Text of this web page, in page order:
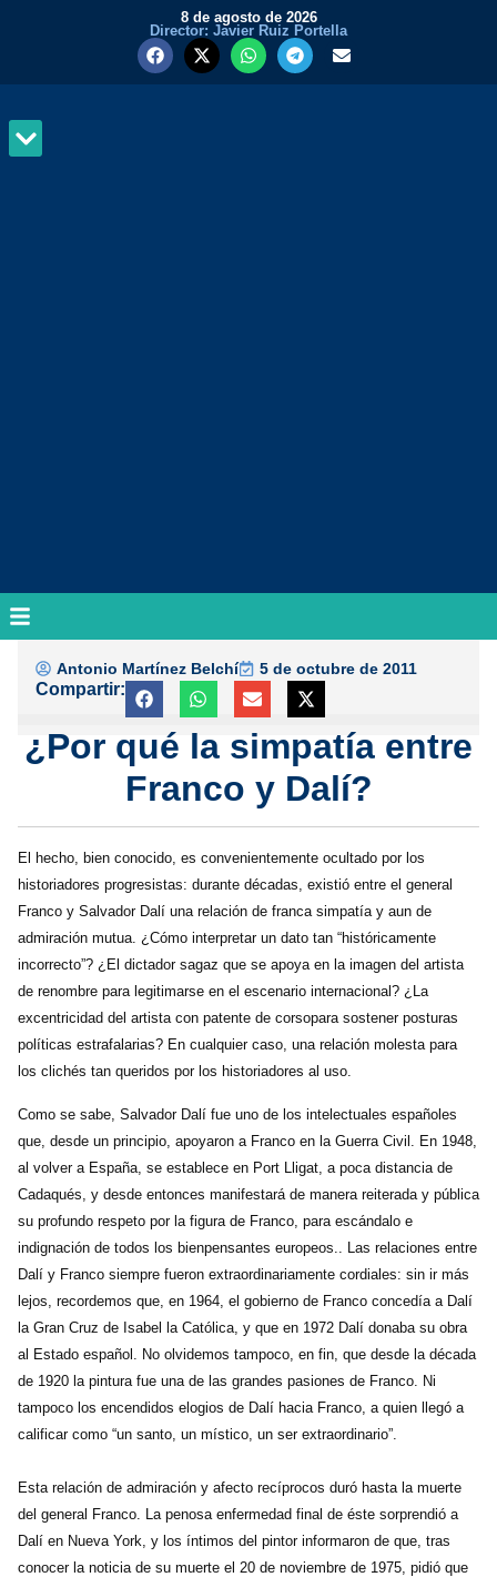
8 de agosto de 2026
Director: Javier Ruiz Portella
Antonio Martínez Belchí 5 de octubre de 2011
Compartir:
¿Por qué la simpatía entre
Franco y Dalí?
El hecho, bien conocido, es convenientemente ocultado por los
historiadores progresistas: durante décadas, existió entre el general
Franco y Salvador Dalí una relación de franca simpatía y aun de
admiración mutua. ¿Cómo interpretar un dato tan “históricamente
incorrecto”? ¿El dictador sagaz que se apoya en la imagen del artista
de renombre para legitimarse en el escenario internacional? ¿La
excentricidad del artista con patente de corsopara sostener posturas
políticas estrafalarias? En cualquier caso, una relación molesta para
los clichés tan queridos por los historiadores al uso.
Como se sabe, Salvador Dalí fue uno de los intelectuales españoles
que, desde un principio, apoyaron a Franco en la Guerra Civil. En 1948,
al volver a España, se establece en Port Lligat, a poca distancia de
Cadaqués, y desde entonces manifestará de manera reiterada y pública
su profundo respeto por la figura de Franco, para escándalo e
indignación de todos los bienpensantes europeos.. Las relaciones entre
Dalí y Franco siempre fueron extraordinariamente cordiales: sin ir más
lejos, recordemos que, en 1964, el gobierno de Franco concedía a Dalí
la Gran Cruz de Isabel la Católica, y que en 1972 Dalí donaba su obra
al Estado español. No olvidemos tampoco, en fin, que desde la década
de 1920 la pintura fue una de las grandes pasiones de Franco. Ni
tampoco los encendidos elogios de Dalí hacia Franco, a quien llegó a
calificar como “un santo, un místico, un ser extraordinario”.
Esta relación de admiración y afecto recíprocos duró hasta la muerte
del general Franco. La penosa enfermedad final de éste sorprendió a
Dalí en Nueva York, y los íntimos del pintor informaron de que, tras
conocer la noticia de su muerte el 20 de noviembre de 1975, pidió que